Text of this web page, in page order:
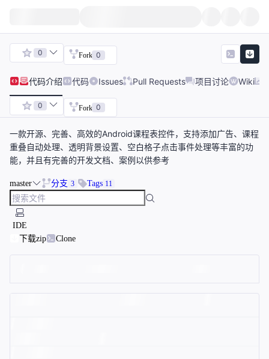
0 Fork 0
代码介绍 代码 Issues Pull Requests 项目讨论 Wiki
0 Fork 0
一款开源、完善、高效的Android课程表控件，支持添加广告、课程
重叠自动处理、透明背景设置、空白格子点击事件处理等丰富的功
能，并且有完善的开发文档、案例以供参考
master 分支 3 Tags 11
IDE
下载zip
Clone